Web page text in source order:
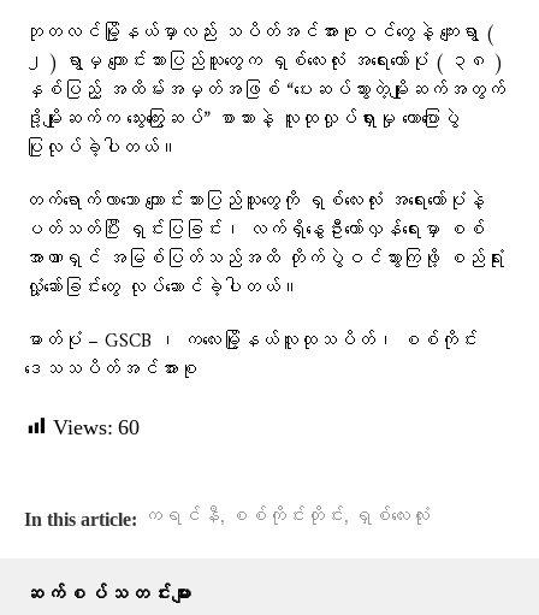
ဘုတလင်မြို့နယ်မှာလည်း သပိတ်အင်အားစုဝင်တွေနဲ့ ကျေးရွာ (
၂ ) ရွာမှ ကျောင်းသားပြည်သူတွေက ရှစ်လေးလုံး အရေးတော်ပုံ ( ၃၈ )
နှစ်ပြည့် အထိမ်းအမှတ်အဖြစ် “ပေးဆပ်သွားတဲ့မျိုးဆက်အတွက်
ဒို့မျိုးဆက်က သွေးကြွေးဆပ်” စာသားနဲ့ လူထုလှုပ်ရှားမှု ဟောပြောပွဲ
ပြုလုပ်ခဲ့ပါတယ်။
တက်ရောက်လာသော ကျောင်းသားပြည်သူတွေကို ရှစ်လေးလုံး အရေးတော်ပုံနဲ့
ပတ်သတ်ပြီး ရှင်းပြခြင်း၊ လက်ရှိနွေဦးတော်လှန်ရေးမှာ စစ်
အာဏာရှင် အမြစ်ပြတ်သည်အထိ တိုက်ပွဲဝင်သွားကြဖို့ စည်ရုံး
လှုံ့ဆော်ခြင်းတွေ လုပ်ဆောင်ခဲ့ပါတယ်။
ဓာတ်ပုံ – GSCB ၊ ကလေးမြို့နယ်လူထုသပိတ်၊ စစ်ကိုင်း
ဒေသသပိတ်အင်အားစု
Views: 60
In this article: ကရင်နီ, စစ်ကိုင်းတိုင်း, ရှစ်လေးလုံး
ဆက်စပ်သတင်းများ